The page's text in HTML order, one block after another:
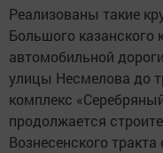
Реализованы такие
Большого казанского
автомобильной
улицы Несмелова до
комплекс
продолжается
Вознесенского